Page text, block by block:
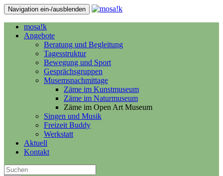
Navigation ein-/ausblenden
mosa!k
Angebote
Beratung und Begleitung
Tagesstruktur
Bewegung und Sport
Gesprächsgruppen
Musemsnachmittage
Zäme im Kunstmuseum
Zäme im Naturmuseum
Zäme im Open Art Museum
Singen und Musik
Freizeit Buddy
Werkstatt
Aktuell
Kontakt